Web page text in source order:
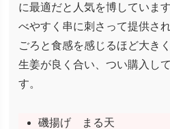
に最適だと人気を博していま
べやすく串に刺さって提供さ
ごろと食感を感じるほど大き
生姜が良く合い、つい購入し
す。
磯揚げ まる天